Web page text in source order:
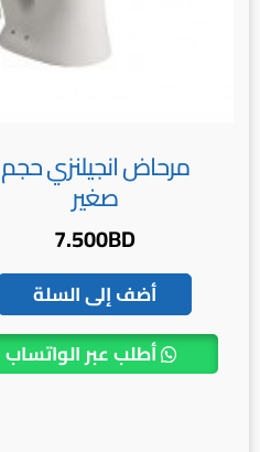
مرحاض انجيلنزي حجم
صغير
7.500BD
أضف إلى السلة
أطلب عبر الواتساب